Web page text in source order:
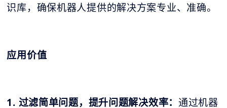
识库，确保机器人提供的解决方案专业、准确。
应用价值
1. 过滤简单问题，提升问题解决效率：通过机器